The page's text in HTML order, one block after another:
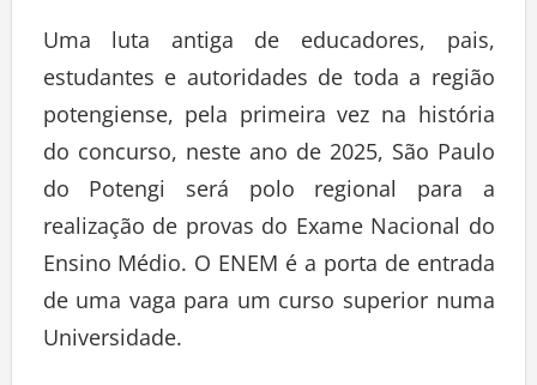
Uma luta antiga de educadores, pais,
estudantes e autoridades de toda a região
potengiense, pela primeira vez na história
do concurso, neste ano de 2025, São Paulo
do Potengi será polo regional para a
realização de provas do Exame Nacional do
Ensino Médio. O ENEM é a porta de entrada
de uma vaga para um curso superior numa
Universidade.